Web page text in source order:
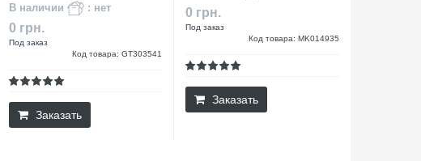
В наличии : нет
0 грн.
Под заказ
Код товара: GT303541
Заказать
0 грн.
Под заказ
Код товара: MK014935
Заказать